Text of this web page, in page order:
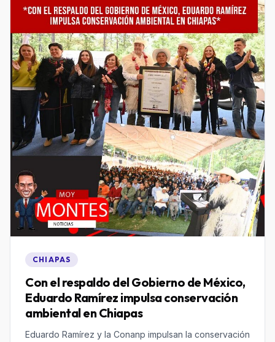
CHIAPAS
Con el respaldo del Gobierno de México,
Eduardo Ramírez impulsa conservación
ambiental en Chiapas
Eduardo Ramírez y la Conanp impulsan la conservación